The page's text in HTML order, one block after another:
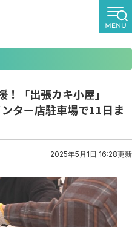
「出張カキ小屋」
ター店駐車場で11日ま
2025年5月1日 16:28更新